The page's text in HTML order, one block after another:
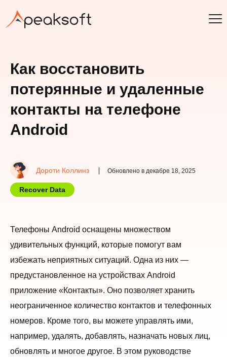
Как восстановить
потерянные и удаленные
контакты на телефоне
Android
Дороти Коллинз Обновлено в декабре 18, 2025
Recover Data
Телефоны Android оснащены множеством
удивительных функций, которые помогут вам
избежать неприятных ситуаций. Одна из них —
предустановленное на устройствах Android
приложение «Контакты». Оно позволяет хранить
неограниченное количество контактов и телефонных
номеров. Кроме того, вы можете управлять ими,
например, удалять, добавлять, назначать новых лиц,
обновлять и многое другое. В этом руководстве